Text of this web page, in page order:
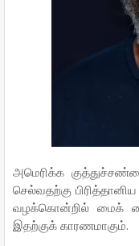
அமெரிக்க
செல்வதற்கு
வழக்கொன்றில் மைக்
இதற்குக் காரணமாகும்.